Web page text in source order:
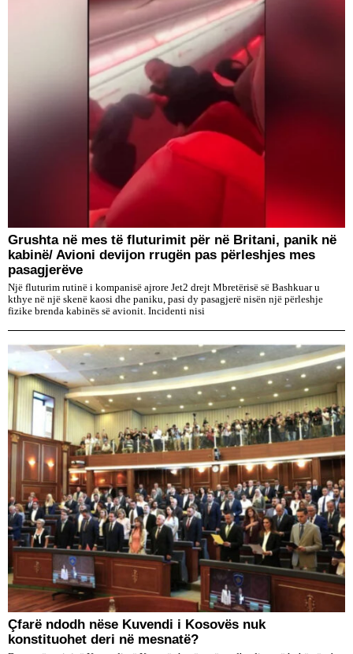
Grushta në mes të fluturimit për në Britani, panik në
kabinë/ Avioni devijon rrugën pas përleshjes mes
pasagjerëve
Një fluturim rutinë i kompanisë ajrore Jet2 drejt Mbretërisë së Bashkuar u
kthye në një skenë kaosi dhe paniku, pasi dy pasagjerë nisën një përleshje
fizike brenda kabinës së avionit. Incidenti nisi
Çfarë ndodh nëse Kuvendi i Kosovës nuk
konstituohet deri në mesnatë?